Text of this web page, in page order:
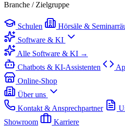
Branche / Zielgruppe
Schulen
Hörsäle &
Software & KI
Alle Software & KI →
Chatbots & KI-Assistenten
Online-Shop
Über uns
Kontakt & Ansprechpartner
Showroom
Karriere